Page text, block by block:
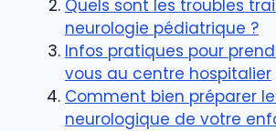
Quels sont les troubles
neurologie pédiatrique ?
Infos pratiques pour
vous au centre hospitalier
Comment bien préparer
neurologique de votre